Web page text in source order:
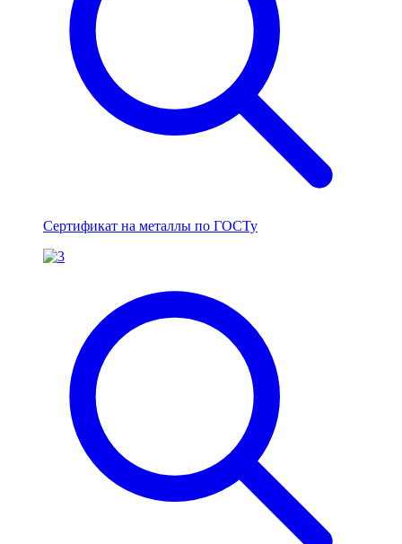
Сертификат на металлы по ГОСТу